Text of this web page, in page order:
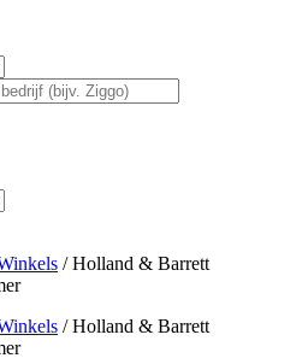
/Holland & Barrett
/Holland & Barrett